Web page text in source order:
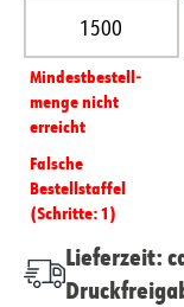
Produkt
Mindest­­bestell­­
menge nicht
erreicht
Falsche
Bestellstaffel
(Schritte: 1)
Lieferzeit: